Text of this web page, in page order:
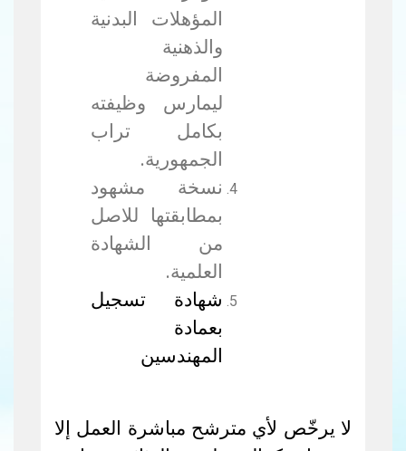
المؤهلات البدنية
والذهنية
المفروضة
ليمارس وظيفته
بكامل تراب
الجمهورية.
نسخة مشهود
بمطابقتها للاصل
من الشهادة
العلمية.
شهادة تسجيل
بعمادة
المهندسين
لا يرخّص لأي مترشح مباشرة العمل إلا